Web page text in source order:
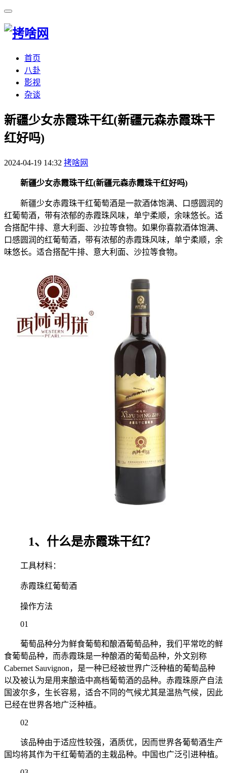
首页
八卦
影视
杂谈
​新疆少女赤霞珠干红(新疆元森赤霞珠干
红好吗)
2024-04-19 14:32 拷啥网
新疆少女赤霞珠干红(新疆元森赤霞珠干红好吗)
新疆少女赤霞珠干红葡萄酒是一款酒体饱满、口感圆润的
红葡萄酒，带有浓郁的赤霞珠风味，单宁柔顺，余味悠长。适
合搭配牛排、意大利面、沙拉等食物。如果你喜款酒体饱满、
口感圆润的红葡萄酒，带有浓郁的赤霞珠风味，单宁柔顺，余
味悠长。适合搭配牛排、意大利面、沙拉等食物。
1、什么是赤霞珠干红？
工具材料：
赤霞珠红葡萄酒
操作方法
01
葡萄品种分为鲜食葡萄和酿酒葡萄品种，我们平常吃的鲜
食葡萄品种，而赤霞珠是一种酿酒的葡萄品种，外文别称
Cabernet Sauvignon，是一种已经被世界广泛种植的葡萄品种
以及被认为是用来酿造中高档葡萄酒的品种。赤霞珠原产自法
国波尔多，生长容易，适合不同的气候尤其是温热气候，因此
已经在世界各地广泛种植。
02
该品种由于适应性较强，酒质优，因而世界各葡萄酒生产
国均将其作为干红葡萄酒的主栽品种。中国也广泛引进种植。